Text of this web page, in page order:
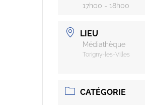
17h00 - 18h00
LIEU
Médiathèque
Torigny-les-Villes
CATÉGORIE